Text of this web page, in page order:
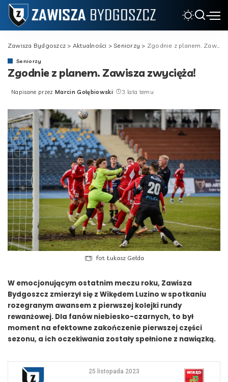
Zawisza Bydgoszcz > Aktualności >Seniorzy > Zgodnie z planem. Zawisza zwycięża!
Seniorzy
Zgodnie z planem. Zawisza zwycięża!
Posted
Napisane przez Marcin Gołębiowski 3 lata temu
fot. Łukasz Gełda
W emocjonującym ostatnim meczu roku, Zawisza
Bydgoszcz zmierzył się z Wikędem Luzino w spotkaniu
rozegranym awansem z pierwszej kolejki rundy
rewanżowej. Dla fanów niebiesko-czarnych, to był
moment na efektowne zakończenie pierwszej części
sezonu, a ich oczekiwania zostały spełnione z nawiązką.
25 listopada 2023